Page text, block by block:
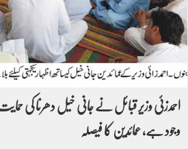
احمدزئی وزیر قبائل نے جانی خیل دھرنا کی
وجود ہے، عمائدین کا فیصلہ